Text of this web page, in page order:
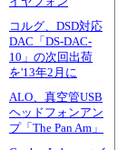
コルグ、DSD対応
DAC「DS-DAC-
10」の次回出荷
を'13年2月に
ALO、真空管USB
ヘッドフォンアン
プ「The Pan Am」